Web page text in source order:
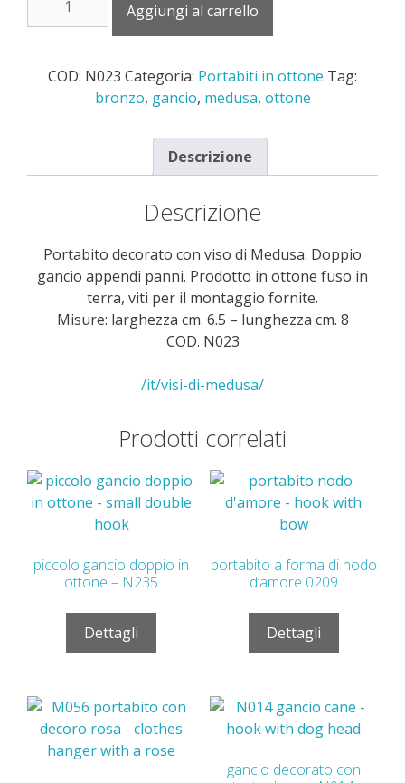
decorato
Aggiungi al carrello
COD: N023 Categoria: Portabiti in ottone Tag:
bronzo, gancio, medusa, ottone
Descrizione
Descrizione
Portabito decorato con viso di Medusa. Doppio
gancio appendi panni. Prodotto in ottone fuso in
terra, viti per il montaggio fornite.
Misure: larghezza cm. 6.5 – lunghezza cm. 8
COD. N023
/it/visi-di-medusa/
Prodotti correlati
piccolo gancio doppio in
ottone – N235
Dettagli
portabito a forma di nodo
d’amore 0209
Dettagli
gancio decorato con